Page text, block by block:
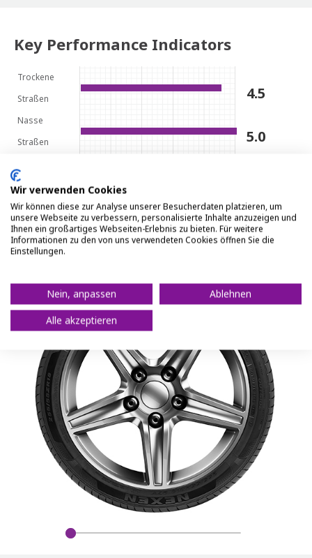
Key Performance Indicators
Trockene
Straßen
4.5
Nasse
Straßen
5.0
Rollwiderstand
Komfort/Geräusch 3.5
Verschleiß 3.0
Wir verwenden Cookies
Wir können diese zur Analyse unserer Besucherdaten platzieren, um
unsere Webseite zu verbessern, personalisierte Inhalte anzuzeigen und
Ihnen ein großartiges Webseiten-Erlebnis zu bieten. Für weitere
Informationen zu den von uns verwendeten Cookies öffnen Sie die
Einstellungen.
Nein, anpassen
Ablehnen
Alle akzeptieren